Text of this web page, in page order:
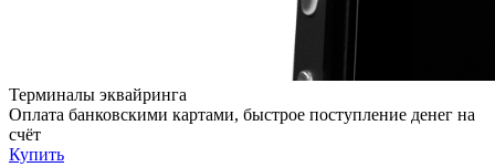
Терминалы эквайринга
Оплата банковскими картами, быстрое поступление денег на
счёт
Купить